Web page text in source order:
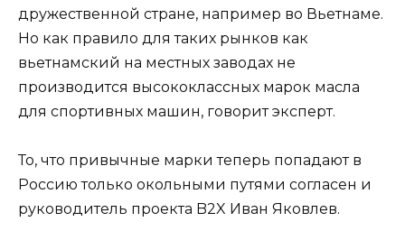
дружественной стране, например во Вьетнаме.
Но как правило для таких рынков как
вьетнамский на местных заводах не
производится высококлассных марок масла
для спортивных машин, говорит эксперт.
То, что привычные марки теперь попадают в
Россию только окольными путями согласен и
руководитель проекта B2X Иван Яковлев.